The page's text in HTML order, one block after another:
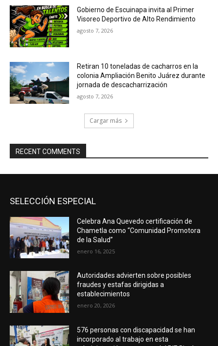
Gobierno de Escuinapa invita al Primer
Visoreo Deportivo de Alto Rendimiento
agosto 7, 2026
Retiran 10 toneladas de cacharros en la
colonia Ampliación Benito Juárez durante
jornada de descacharrización
agosto 7, 2026
Cargar más
RECENT COMMENTS
SELECCIÓN ESPECIAL
Celebra Ana Quevedo certificación de
Chametla como “Comunidad Promotora
de la Salud”
enero 16, 2025
Autoridades advierten sobre posibles
fraudes y estafas dirigidas a
establecimientos
enero 20, 2026
576 personas con discapacidad se han
incorporado al trabajo en esta